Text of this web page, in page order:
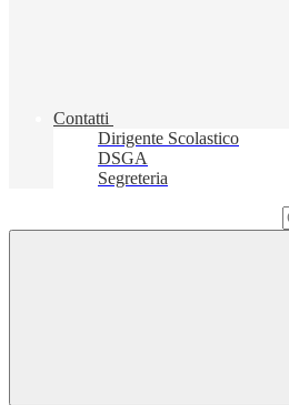
Contatti
Dirigente Scolastico
DSGA
Segreteria